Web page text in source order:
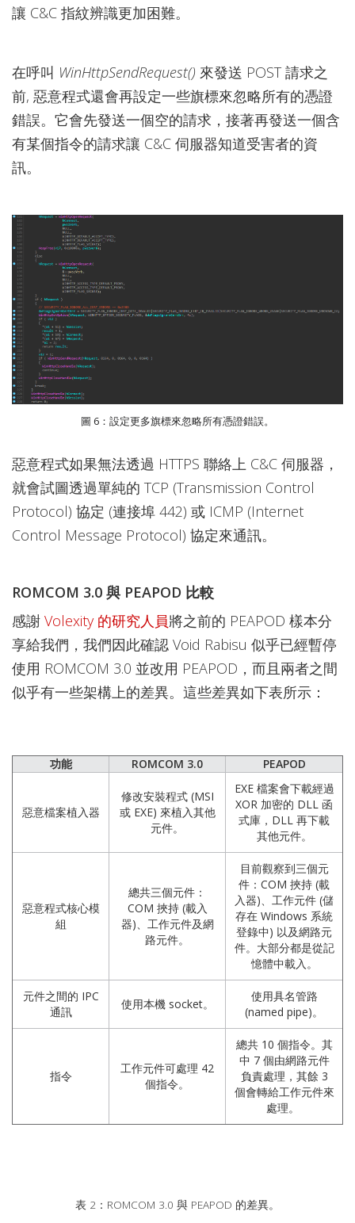
讓 C&C 指紋辨識更加困難。
在呼叫 WinHttpSendRequest() 來發送 POST 請求之
前, 惡意程式還會再設定一些旗標來忽略所有的憑證
錯誤。它會先發送一個空的請求，接著再發送一個含
有某個指令的請求讓 C&C 伺服器知道受害者的資
訊。
圖 6：設定更多旗標來忽略所有憑證錯誤。
惡意程式如果無法透過 HTTPS 聯絡上 C&C 伺服器，
就會試圖透過單純的 TCP (Transmission Control
Protocol) 協定 (連接埠 442) 或 ICMP (Internet
Control Message Protocol) 協定來通訊。
ROMCOM 3.0 與 PEAPOD 比較
感謝 Volexity 的研究人員將之前的 PEAPOD 樣本分
享給我們，我們因此確認 Void Rabisu 似乎已經暫停
使用 ROMCOM 3.0 並改用 PEAPOD，而且兩者之間
似乎有一些架構上的差異。這些差異如下表所示：
功能 ROMCOM 3.0 PEAPOD
惡意檔案植入器
修改安裝程式 (MSI
或 EXE) 來植入其他
元件。
EXE 檔案會下載經過
XOR 加密的 DLL 函
式庫，DLL 再下載
其他元件。
惡意程式核心模
組
總共三個元件：
COM 挾持 (載入
器)、工作元件及網
路元件。
目前觀察到三個元
件：COM 挾持 (載
入器)、工作元件 (儲
存在 Windows 系統
登錄中) 以及網路元
件。大部分都是從記
憶體中載入。
元件之間的 IPC
通訊
使用本機 socket。
使用具名管路
(named pipe)。
指令
工作元件可處理 42
個指令。
總共 10 個指令。其
中 7 個由網路元件
負責處理，其餘 3
個會轉給工作元件來
處理。
表 2：ROMCOM 3.0 與 PEAPOD 的差異。